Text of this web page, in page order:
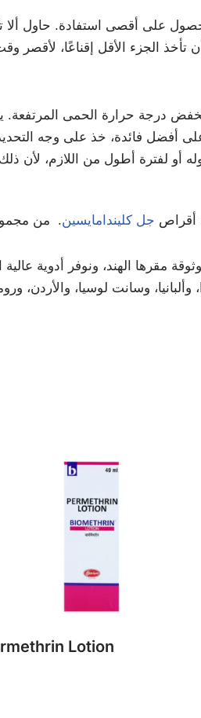
على أقصى استفادة. حاول ألا
حرارة الحمى المرتفعة. يعمل
أفضل فائدة، خذ على وجه
أو لفترة أطول من اللازم،
أقراص جل كليندامايسين. من
مقرها الهند، ونوفر أدوية
Lotion